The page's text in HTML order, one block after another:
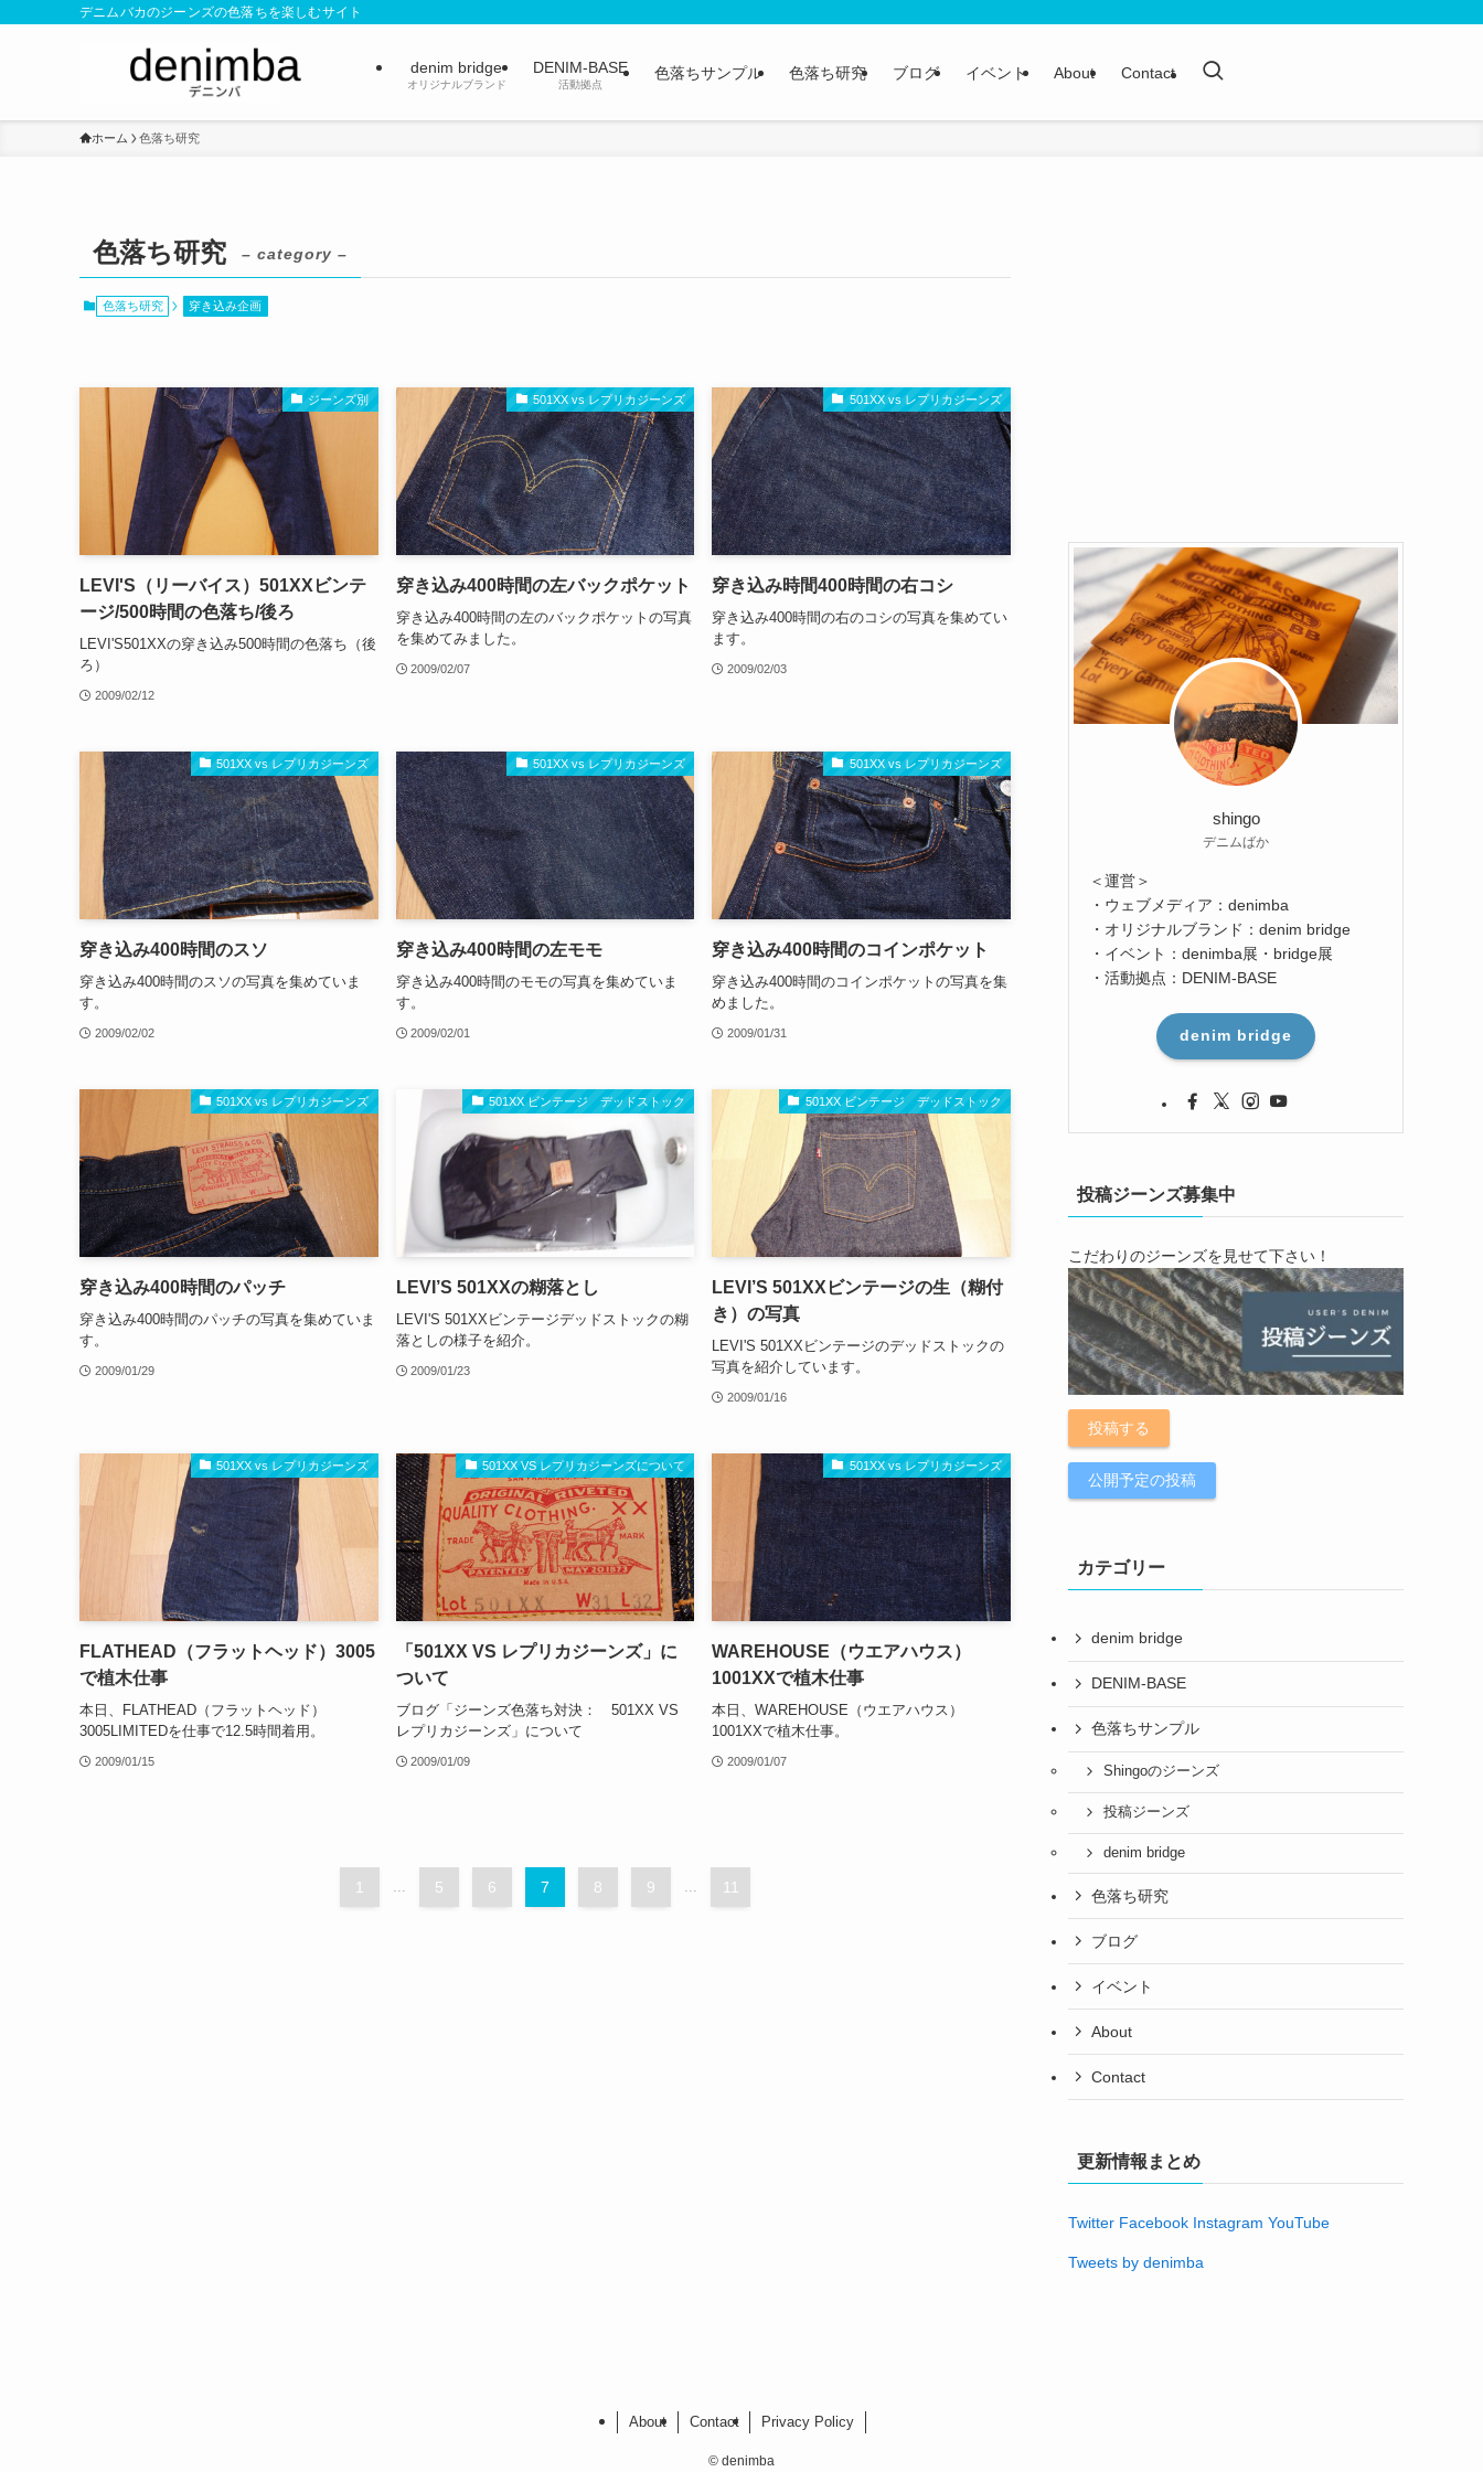
デニムバカのジーンズの色落ちを楽しむサイト
denim bridge
オリジナルブランド
DENIM-BASE
活動拠点
色落ちサンプル 色落ち研究 ブログ イベント About Contact
ホーム 色落ち研究
色落ち研究 – category –
色落ち研究 穿き込み企画
ジーンズ別
LEVI'S（リーバイス）501XXビンテ
ージ/500時間の色落ち/後ろ
LEVI'S501XXの穿き込み500時間の色落ち（後
ろ）
2009/02/12
501XX vs レプリカジーンズ
穿き込み400時間の左バックポケット
穿き込み400時間の左のバックポケットの写真
を集めてみました。
2009/02/07
501XX vs レプリカジーンズ
穿き込み時間400時間の右コシ
穿き込み400時間の右のコシの写真を集めてい
ます。
2009/02/03
501XX vs レプリカジーンズ
穿き込み400時間のスソ
穿き込み400時間のスソの写真を集めていま
す。
2009/02/02
501XX vs レプリカジーンズ
穿き込み400時間の左モモ
穿き込み400時間のモモの写真を集めていま
す。
2009/02/01
501XX vs レプリカジーンズ
穿き込み400時間のコインポケット
穿き込み400時間のコインポケットの写真を集
めました。
2009/01/31
501XX vs レプリカジーンズ
穿き込み400時間のパッチ
穿き込み400時間のパッチの写真を集めていま
す。
2009/01/29
501XX ビンテージ デッドストック
LEVI’S 501XXの糊落とし
LEVI'S 501XXビンテージデッドストックの糊
落としの様子を紹介。
2009/01/23
501XX ビンテージ デッドストック
LEVI’S 501XXビンテージの生（糊付
き）の写真
LEVI'S 501XXビンテージのデッドストックの
写真を紹介しています。
2009/01/16
501XX vs レプリカジーンズ
FLATHEAD（フラットヘッド）3005
で植木仕事
本日、FLATHEAD（フラットヘッド）
3005LIMITEDを仕事で12.5時間着用。
2009/01/15
501XX VS レプリカジーンズについて
「501XX VS レプリカジーンズ」に
ついて
ブログ「ジーンズ色落ち対決： 501XX VS
レプリカジーンズ」について
2009/01/09
501XX vs レプリカジーンズ
WAREHOUSE（ウエアハウス）
1001XXで植木仕事
本日、WAREHOUSE（ウエアハウス）
1001XXで植木仕事。
2009/01/07
1 5 6 7 8 9 11
shingo
デニムばか
＜運営＞
・ウェブメディア：denimba
・オリジナルブランド：denim bridge
・イベント：denimba展・bridge展
・活動拠点：DENIM-BASE
denim bridge
投稿ジーンズ募集中
こだわりのジーンズを見せて下さい！
投稿する
公開予定の投稿
カテゴリー
denim bridge
DENIM-BASE
色落ちサンプル
Shingoのジーンズ
投稿ジーンズ
denim bridge
色落ち研究
ブログ
イベント
About
Contact
更新情報まとめ
Twitter Facebook Instagram YouTube
Tweets by denimba
About Contact Privacy Policy
© denimba